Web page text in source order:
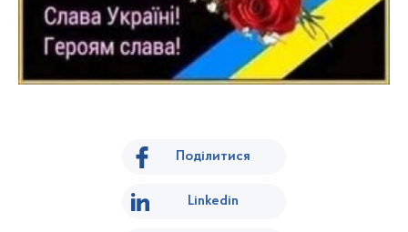
Поділитися
Linkedin